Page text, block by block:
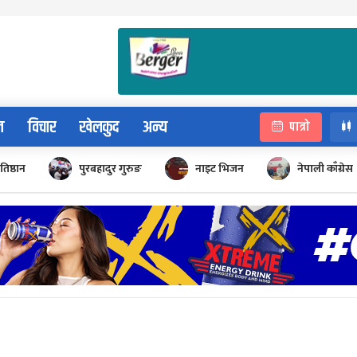
विचार खेलकुद अन्य पात्रो
पुरबहादुर गुरुङ नाइट भिजन नेपाली काँग्रेस